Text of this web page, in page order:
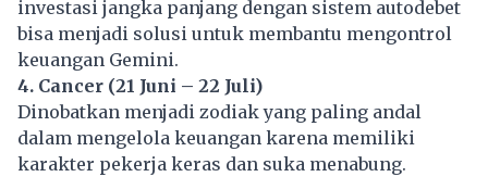
investasi jangka panjang dengan sistem autodebet
bisa menjadi solusi untuk membantu mengontrol
keuangan Gemini.
4. Cancer (21 Juni – 22 Juli)
Dinobatkan menjadi zodiak yang paling andal
dalam mengelola keuangan karena memiliki
karakter pekerja keras dan suka menabung.